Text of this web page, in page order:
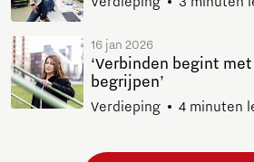
16 jan 2026
‘Verbinden begint
begrijpen’
Verdieping 4 minuten